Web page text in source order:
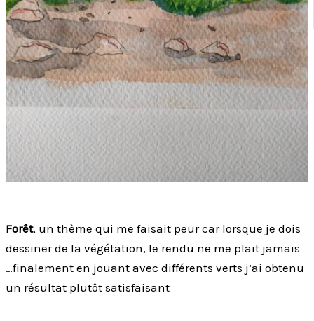
Forêt, un thème qui me faisait peur car lorsque je dois
dessiner de la végétation, le rendu ne me plait jamais
…finalement en jouant avec différents verts j’ai obtenu
un résultat plutôt satisfaisant